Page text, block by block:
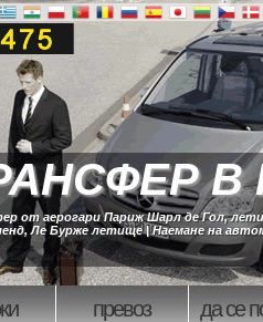
от аерогари Париж Шарл де Гол,
Ле Бурже летище | Наемане на
превоз да се